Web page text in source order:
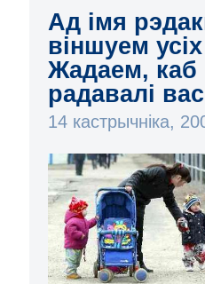
Ад імя
віншуем
Жадаем, каб
радавалі
14 кастрычніка,